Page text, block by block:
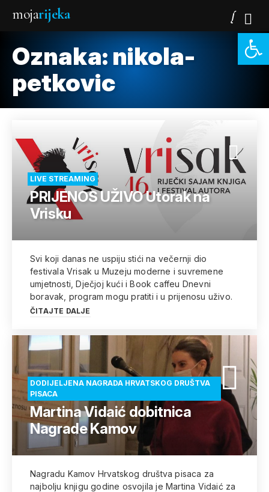
mojarijeka
Oznaka: nikola-
petkovic
LIVE STREAMING
PRIJENOS UŽIVO Utorak na
Vrisku
Svi koji danas ne uspiju stići na večernji dio
festivala Vrisak u Muzeju moderne i suvremene
umjetnosti, Dječjoj kući i Book caffeu Dnevni
boravak, program mogu pratiti i u prijenosu uživo.
ČITAJTE DALJE
DODIJELJENA NAGRADA HRVATSKOG DRUŠTVA
PISACA
Martina Vidaić dobitnica
Nagrade Kamov
Nagradu Kamov Hrvatskog društva pisaca za
najbolju knjigu godine osvojila je Martina Vidaić za